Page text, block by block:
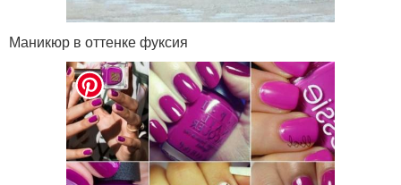
Маникюр в оттенке фуксия